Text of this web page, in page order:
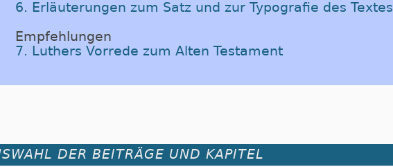
6. Erläuterungen zum Satz und zur Typografie des Textes
Empfehlungen
7. Luthers Vorrede zum Alten Testament
DER BEITRÄGE UND KAPITEL